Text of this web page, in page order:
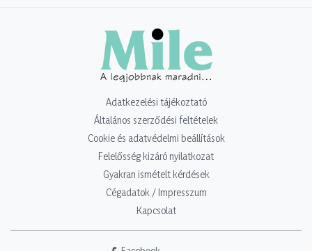
Adatkezelési tájékoztató
Általános szerződési feltételek
Cookie és adatvédelmi beállítások
Felelősség kizáró nyilatkozat
Gyakran ismételt kérdések
Cégadatok / Impresszum
Kapcsolat